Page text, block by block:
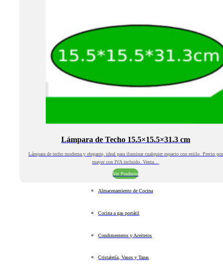
Lámpara de Techo 15.5×15.5×31.3 cm
Lámpara de techo moderna y elegante, ideal para iluminar cualquier espacio con estilo. Precio por
mayor con IVA incluido. Venta…
Ver Producto
Almacenamiento de Cocina
Cocina a gas portátil
Condimenteros y Aceiteros
Cristalería, Vasos y Tazas